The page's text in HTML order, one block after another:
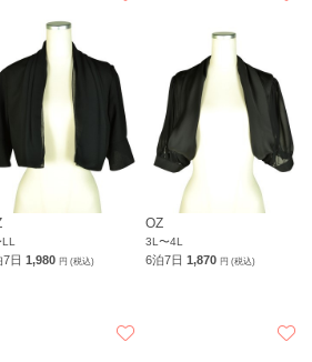
7日1,980円 (税込)
OZ
3L〜4L
6泊7日1,870円 (税込)